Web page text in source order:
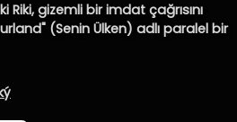
Riki, gizemli bir imdat çağrısını
(Senin Ülken) adlı paralel bir